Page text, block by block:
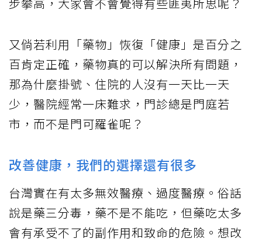
又倘若利用「藥物」恢復「健康」是百分之
百肯定正確，藥物真的可以解決所有問題，
那為什麼掛號、住院的人沒有一天比一天
少，醫院經常一床難求，門診總是門庭若
市，而不是門可羅雀呢？
改善健康，我們的選擇還有很多
台灣實在有太多無效醫療、過度醫療。俗話
說是藥三分毒，藥不是不能吃，但藥吃太多
會有承受不了的副作用和致命的危險。想改